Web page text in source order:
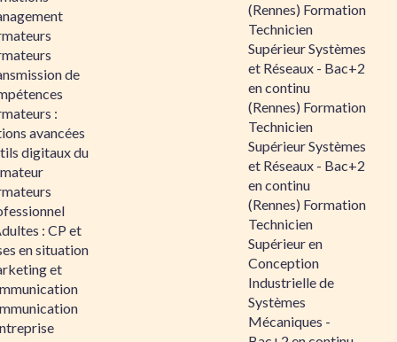
de
:
avancées
digitaux du
: CP et
en situation
et
(Rennes) Formation
Technicien
Supérieur Systèmes
et Réseaux - Bac+2
en continu
(Rennes) Formation
Technicien
Supérieur Systèmes
et Réseaux - Bac+2
en continu
(Rennes) Formation
Technicien
Supérieur en
Conception
Industrielle de
Systèmes
Mécaniques -